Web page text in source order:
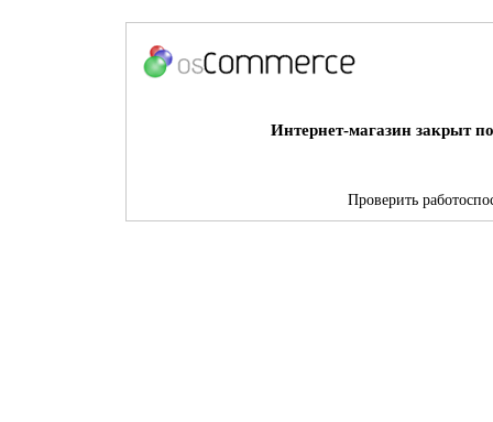
Интернет-магазин закрыт
Проверить